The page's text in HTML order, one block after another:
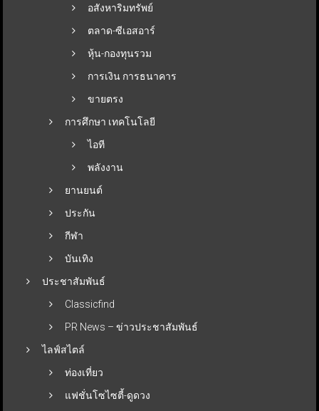
อสังหาริมทรัพย์
ตลาด-ซีเอสอาร์
หุ้น-กองทุนรวม
การเงิน การธนาคาร
ขายตรง
การศึกษา เทคโนโลยี
ไอที
พลังงาน
ยานยนต์
ประกัน
กีฬา
บันเทิง
ประชาสัมพันธ์
Classicfind
PR News – ข่าวประชาสัมพันธ์
ไลฟ์สไตล์
ท่องเที่ยว
แฟชั่นโซไซตี้-ดูดวง